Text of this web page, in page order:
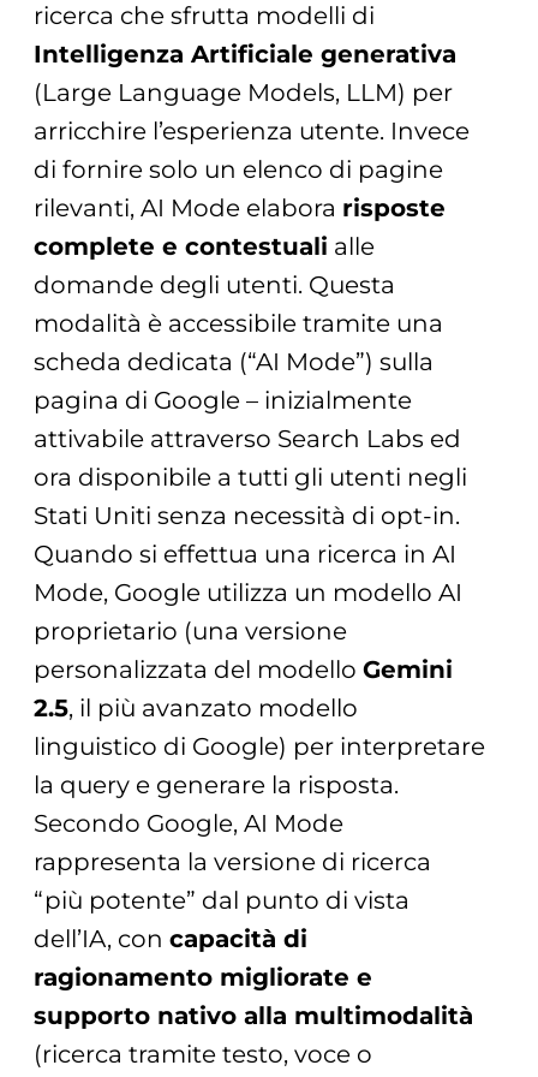
ricerca che sfrutta modelli di
Intelligenza Artificiale generativa
(Large Language Models, LLM) per
arricchire l’esperienza utente. Invece
di fornire solo un elenco di pagine
rilevanti, AI Mode elabora risposte
complete e contestuali alle
domande degli utenti. Questa
modalità è accessibile tramite una
scheda dedicata (“AI Mode”) sulla
pagina di Google – inizialmente
attivabile attraverso Search Labs ed
ora disponibile a tutti gli utenti negli
Stati Uniti senza necessità di opt-in.
Quando si effettua una ricerca in AI
Mode, Google utilizza un modello AI
proprietario (una versione
personalizzata del modello Gemini
2.5, il più avanzato modello
linguistico di Google) per interpretare
la query e generare la risposta.
Secondo Google, AI Mode
rappresenta la versione di ricerca
“più potente” dal punto di vista
dell’IA, con capacità di
ragionamento migliorate e
supporto nativo alla multimodalità
(ricerca tramite testo, voce o